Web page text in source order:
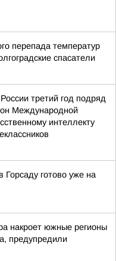
перепада температур
спасатели
третий год подряд
Международной
интеллекту
Горсаду готово уже на
накроет южные регионы
предупредили